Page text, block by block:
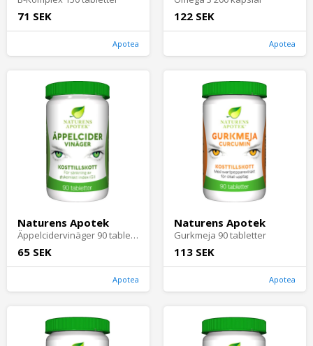
71 SEK
Apotea
122 SEK
Apotea
Naturens Apotek
Äppelcidervinäger 90 tabletter
65 SEK
Apotea
Naturens Apotek
Gurkmeja 90 tabletter
113 SEK
Apotea